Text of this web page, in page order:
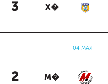
3 Х�
04 МАЯ
2 М�